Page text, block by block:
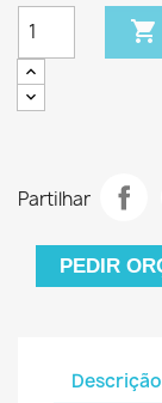

Partilhar
PEDIR
Descrição